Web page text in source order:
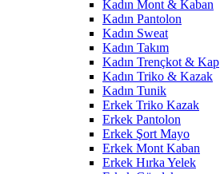
Kadın Mont & Kaban
Kadın Pantolon
Kadın Sweat
Kadın Takım
Kadın Trençkot & Kap
Kadın Triko & Kazak
Kadın Tunik
Erkek Triko Kazak
Erkek Pantolon
Erkek Şort Mayo
Erkek Mont Kaban
Erkek Hırka Yelek